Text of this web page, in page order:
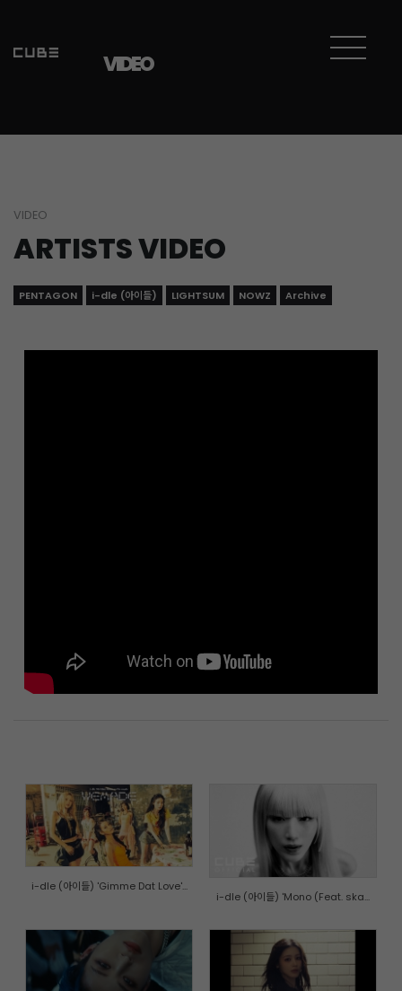
VIDEO
VIDEO
ARTISTS VIDEO
PENTAGON i-dle (아이들) LIGHTSUM NOWZ Archive
i-dle (아이들) 'Gimme Dat Love'...
i-dle (아이들) 'Mono (Feat. ska...